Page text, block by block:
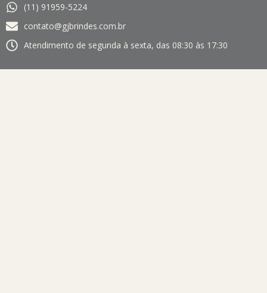
(11) 91959-5224
contato@gjbrindes.com.br
Atendimento de segunda à sexta, das 08:30 às 17:30